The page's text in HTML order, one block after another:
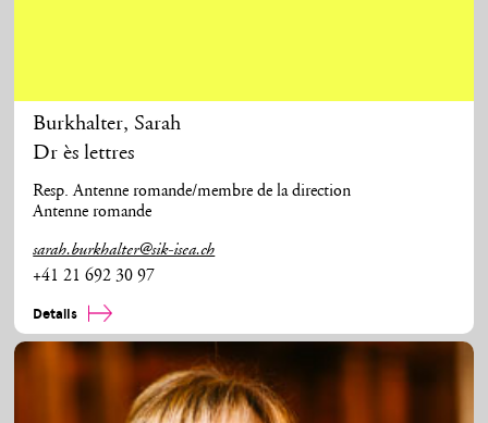
Burkhalter, Sarah
Dr ès lettres
Resp. Antenne romande/membre de la direction
Antenne romande
sarah.burkhalter@sik-isea.ch
+41 21 692 30 97
Details